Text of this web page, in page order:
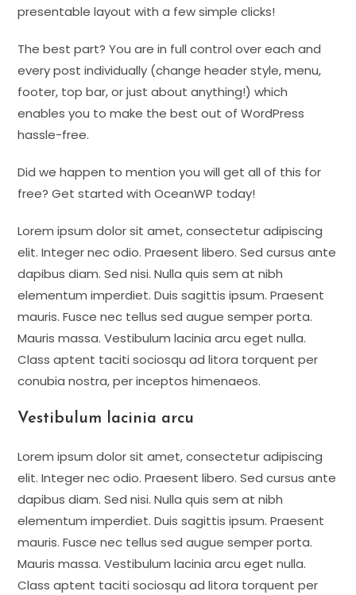
presentable layout with a few simple clicks!
The best part? You are in full control over each and
every post individually (change header style, menu,
footer, top bar, or just about anything!) which
enables you to make the best out of WordPress
hassle-free.
Did we happen to mention you will get all of this for
free? Get started with OceanWP today!
Lorem ipsum dolor sit amet, consectetur adipiscing
elit. Integer nec odio. Praesent libero. Sed cursus ante
dapibus diam. Sed nisi. Nulla quis sem at nibh
elementum imperdiet. Duis sagittis ipsum. Praesent
mauris. Fusce nec tellus sed augue semper porta.
Mauris massa. Vestibulum lacinia arcu eget nulla.
Class aptent taciti sociosqu ad litora torquent per
conubia nostra, per inceptos himenaeos.
Vestibulum lacinia arcu
Lorem ipsum dolor sit amet, consectetur adipiscing
elit. Integer nec odio. Praesent libero. Sed cursus ante
dapibus diam. Sed nisi. Nulla quis sem at nibh
elementum imperdiet. Duis sagittis ipsum. Praesent
mauris. Fusce nec tellus sed augue semper porta.
Mauris massa. Vestibulum lacinia arcu eget nulla.
Class aptent taciti sociosqu ad litora torquent per